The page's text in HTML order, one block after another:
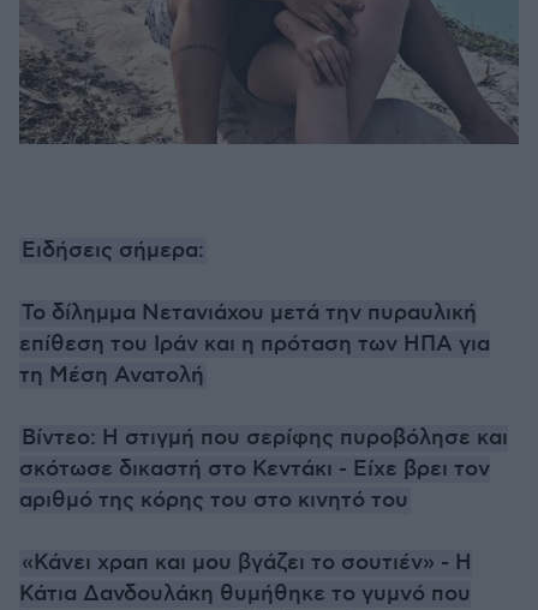
Ειδήσεις σήμερα:
Το δίλημμα Νετανιάχου μετά την πυραυλική
επίθεση του Ιράν και η πρόταση των ΗΠΑ για
τη Μέση Ανατολή
Βίντεο: Η στιγμή που σερίφης πυροβόλησε και
σκότωσε δικαστή στο Κεντάκι - Είχε βρει τον
αριθμό της κόρης του στο κινητό του
«Κάνει χραπ και μου βγάζει το σουτιέν» - Η
Κάτια Δανδουλάκη θυμήθηκε το γυμνό που